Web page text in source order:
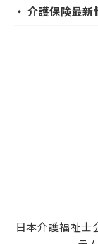
・ 介護保険最新
日本介護福祉士